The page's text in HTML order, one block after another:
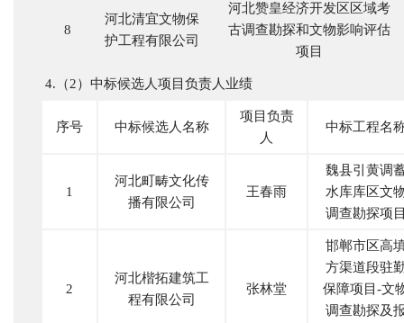
8
河北清宜文物保
护工程有限公司
河北赞皇经济开发区区域考
古调查勘探和文物影响评估
项目
4.（2）中标候选人项目负责人业绩
序号 中标候选人名称
项目负责
人
中标工程名
1
河北町畴文化传
播有限公司
王春雨
魏县引黄调
水库库区文
调查勘探项
2
河北楷拓建筑工
程有限公司
张林堂
邯郸市区高
方渠道段驻
保障项目 -文
调查勘探及